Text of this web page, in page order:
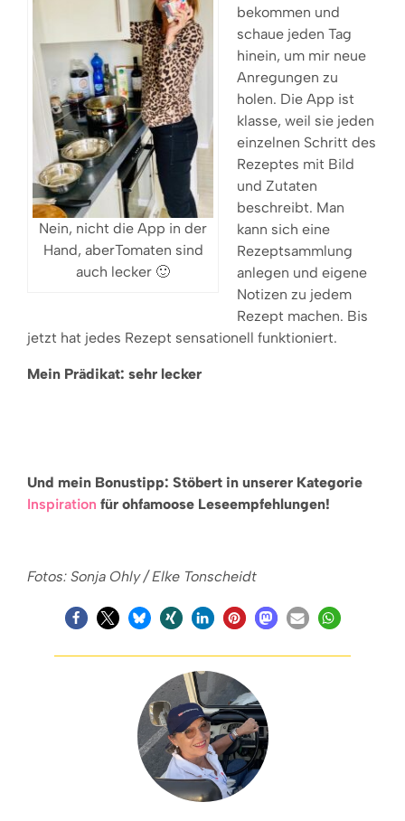
Nein, nicht die App in der
Hand, aberTomaten sind
auch lecker 🙂
bekommen und
schaue jeden Tag
hinein, um mir neue
Anregungen zu
holen. Die App ist
klasse, weil sie jeden
einzelnen Schritt des
Rezeptes mit Bild
und Zutaten
beschreibt. Man
kann sich eine
Rezeptsammlung
anlegen und eigene
Notizen zu jedem
Rezept machen. Bis
jetzt hat jedes Rezept sensationell funktioniert.
Mein Prädikat: sehr lecker
Und mein Bonustipp: Stöbert in unserer Kategorie
Inspiration für ohfamoose Leseempfehlungen!
Fotos: Sonja Ohly / Elke Tonscheidt